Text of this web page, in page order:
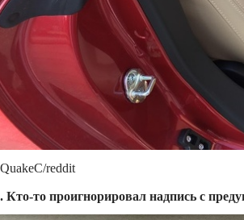
reddit
Кто-то проигнорировал надпись с